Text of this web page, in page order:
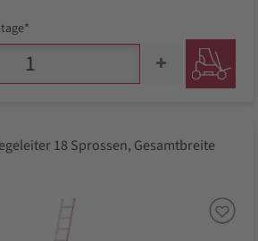
18 Sprossen, Gesamtbreite